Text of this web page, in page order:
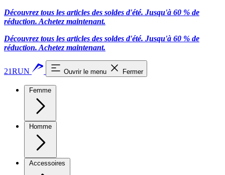
Découvrez tous les articles des soldes d'été. Jusqu'à 60 % de
réduction. Achetez maintenant.
Découvrez tous les articles des soldes d'été. Jusqu'à 60 % de
réduction. Achetez maintenant.
21RUN Ouvrir le menu Fermer
Femme
Homme
Accessoires